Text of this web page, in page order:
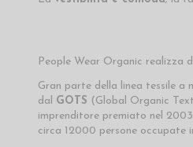
People Wear Organic realizza
Gran parte della linea tessile a
dal GOTS (Global Organic
imprenditore premiato nel
circa 12000 persone occupate